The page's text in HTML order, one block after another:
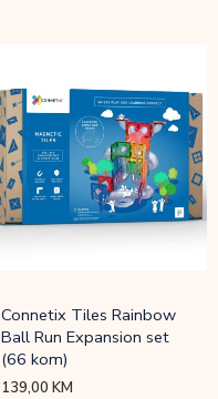
Connetix Tiles Rainbow
Ball Run Expansion set
(66 kom)
139,00KM